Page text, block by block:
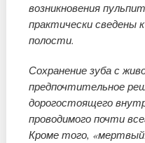
возникновения
практически сведены
полости.
Сохранение зуба с
предпочтительное
дорогостоящего
проводимого почти
Кроме того,